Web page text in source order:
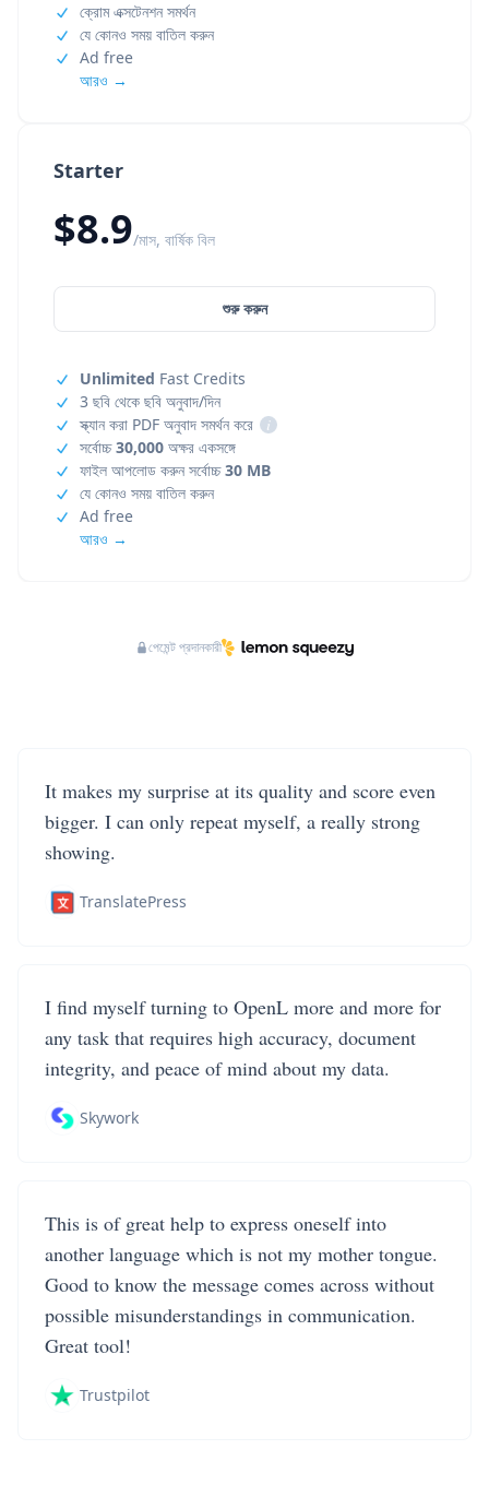
Starter
$8.9/মাস, বার্ষিক বিল
শুরু করুন
Unlimited Fast Credits
3 ছবি থেকে ছবি অনুবাদ/দিন
স্ক্যান করা PDF অনুবাদ সমর্থন করে
i
সর্বোচ্চ30,000 অক্ষর একসঙ্গে
ফাইল আপলোড করুন সর্বোচ্চ30 MB
যে কোনও সময় বাতিল করুন
Ad free
আরও →
ক্রোম এক্সটেনশন সমর্থন
যে কোনও সময় বাতিল করুন
Ad free
আরও →
পেমেন্ট প্রদানকারী
It makes my surprise at its quality and score even
bigger. I can only repeat myself, a really strong
showing.
TranslatePress
I find myself turning to OpenL more and more for
any task that requires high accuracy, document
integrity, and peace of mind about my data.
Skywork
This is of great help to express oneself into
another language which is not my mother tongue.
Good to know the message comes across without
possible misunderstandings in communication.
Great tool!
Trustpilot